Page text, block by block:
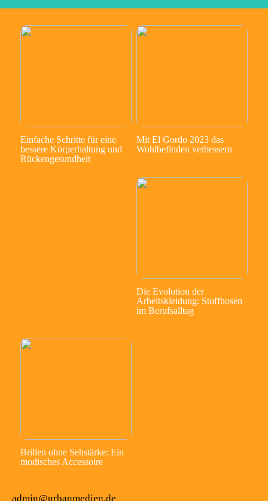
Einfache Schritte für eine
bessere Körperhaltung und
Rückengesundheit
Mit El Gordo 2023 das
Wohlbefinden verbessern
Die Evolution der
Arbeitskleidung: Stoffhosen
im Berufsalltag
Brillen ohne Sehstärke: Ein
modisches Accessoire
admin@urbanmedien.de